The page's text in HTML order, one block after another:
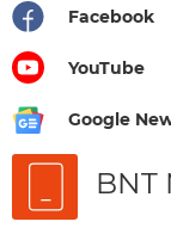
Facebook
YouTube
Google
BNT